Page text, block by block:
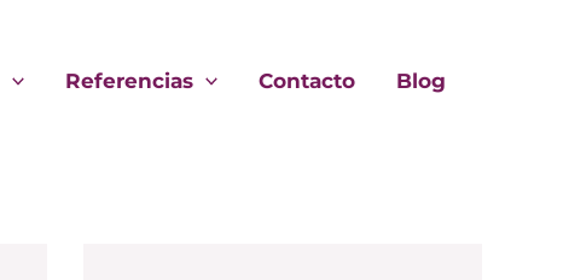
Referencias Contacto Blog